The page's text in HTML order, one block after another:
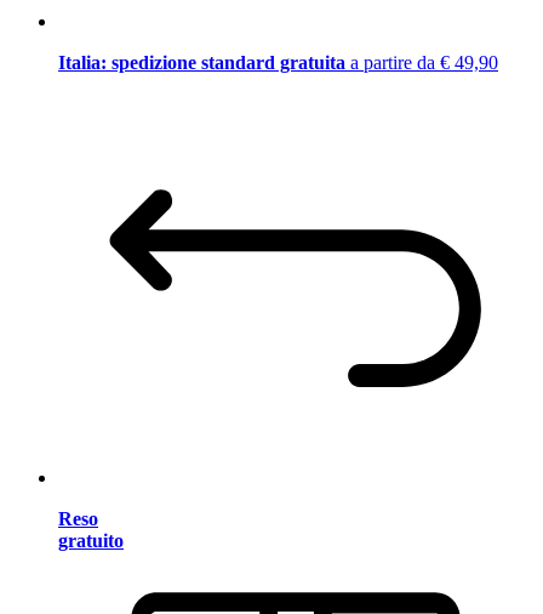
Italia: spedizione standard gratuita a partire da € 49,90
Reso
gratuito